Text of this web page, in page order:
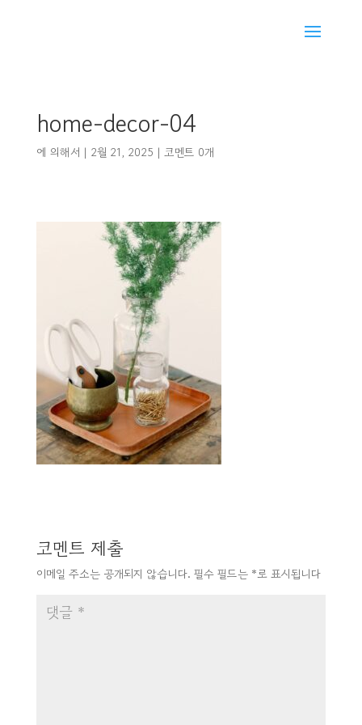
home-decor-04
에 의해서 | 2월 21, 2025 | 코멘트 0개
코멘트 제출
이메일 주소는 공개되지 않습니다. 필수 필드는 *로 표시됩니다